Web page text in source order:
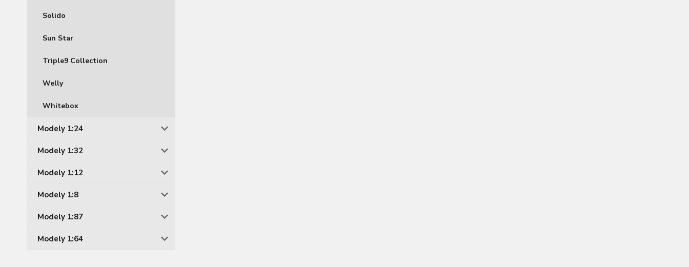
Solido
Sun Star
Triple9 Collection
Welly
Whitebox
Modely 1:24
Modely 1:32
Modely 1:12
Modely 1:8
Modely 1:87
Modely 1:64